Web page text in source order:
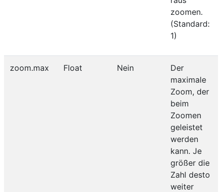
zoomen.
(Standard:
1)
zoom.max Float Nein
Der
maximale
Zoom, der
beim
Zoomen
geleistet
werden
kann. Je
größer die
Zahl desto
weiter